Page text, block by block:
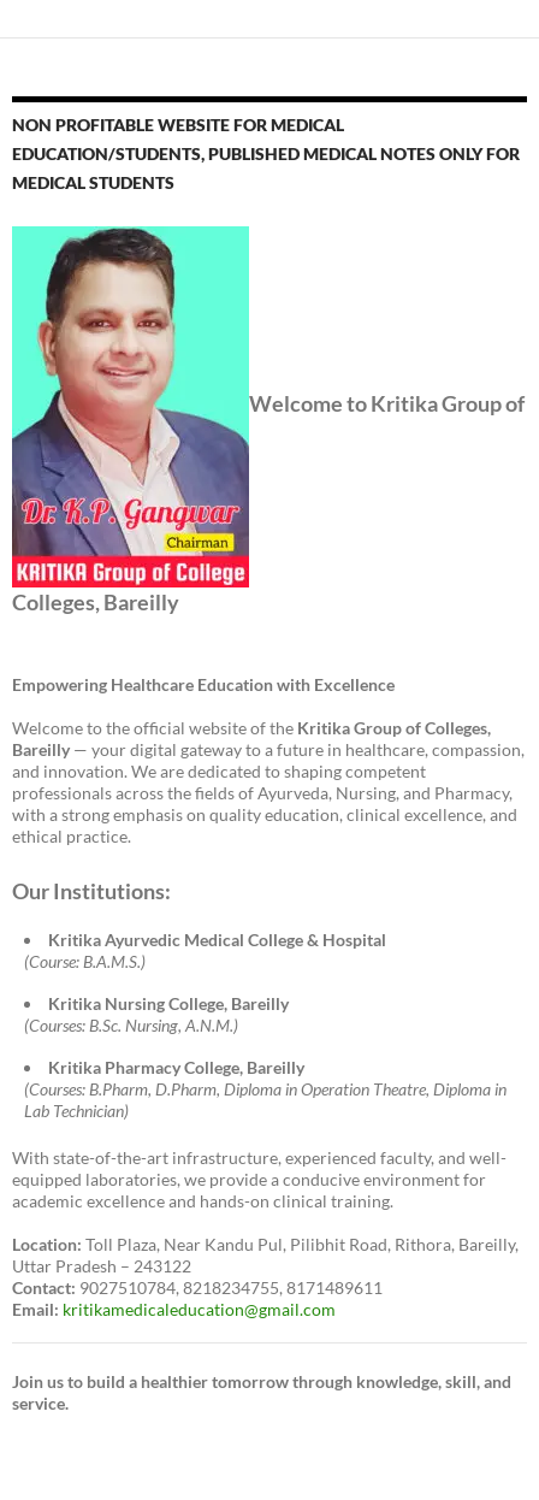
NON PROFITABLE WEBSITE FOR MEDICAL
EDUCATION/STUDENTS, PUBLISHED MEDICAL NOTES ONLY FOR
MEDICAL STUDENTS
Welcome to Kritika Group of
Colleges, Bareilly
Empowering Healthcare Education with Excellence
Welcome to the official website of the Kritika Group of Colleges,
Bareilly — your digital gateway to a future in healthcare, compassion,
and innovation. We are dedicated to shaping competent
professionals across the fields of Ayurveda, Nursing, and Pharmacy,
with a strong emphasis on quality education, clinical excellence, and
ethical practice.
Our Institutions:
Kritika Ayurvedic Medical College & Hospital
(Course: B.A.M.S.)
Kritika Nursing College, Bareilly
(Courses: B.Sc. Nursing, A.N.M.)
Kritika Pharmacy College, Bareilly
(Courses: B.Pharm, D.Pharm, Diploma in Operation Theatre, Diploma in
Lab Technician)
With state-of-the-art infrastructure, experienced faculty, and well-
equipped laboratories, we provide a conducive environment for
academic excellence and hands-on clinical training.
Location: Toll Plaza, Near Kandu Pul, Pilibhit Road, Rithora, Bareilly,
Uttar Pradesh – 243122
Contact: 9027510784, 8218234755, 8171489611
Email: kritikamedicaleducation@gmail.com
Join us to build a healthier tomorrow through knowledge, skill, and
service.